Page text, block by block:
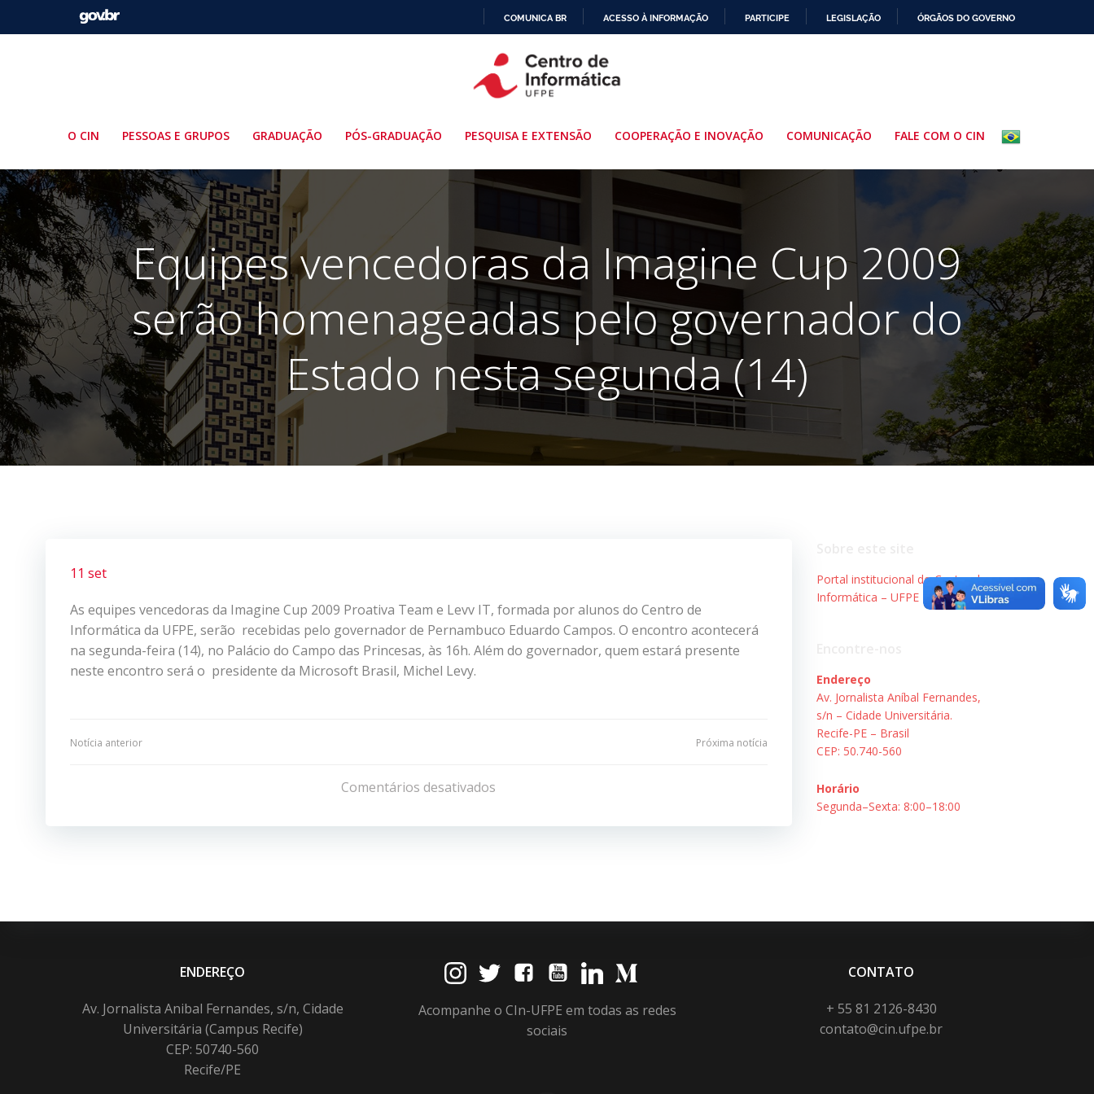
PARA
O
COMUNICA BR ACESSO À INFORMAÇÃO PARTICIPE LEGISLAÇÃO ÓRGÃOS DO GOVERNO
O CIN PESSOAS E GRUPOS GRADUAÇÃO PÓS-GRADUAÇÃO PESQUISA E EXTENSÃO COOPERAÇÃO E INOVAÇÃO COMUNICAÇÃO FALE COM O CIN
Equipes vencedoras da Imagine Cup 2009
serão homenageadas pelo governador do
Estado nesta segunda (14)
11 set
As equipes vencedoras da Imagine Cup 2009 Proativa Team e Levv IT, formada por alunos do Centro de
Informática da UFPE, serão recebidas pelo governador de Pernambuco Eduardo Campos. O encontro acontecerá
na segunda-feira (14), no Palácio do Campo das Princesas, às 16h. Além do governador, quem estará presente
neste encontro será o presidente da Microsoft Brasil, Michel Levy.
Navegação
Post
Notícia anterior
de
Post
Próxima notícia
Comentários desativados
Portal institucional do Centro de
Informática – UFPE
Endereço
Av. Jornalista Aníbal Fernandes,
s/n – Cidade Universitária.
Recife-PE – Brasil
CEP: 50.740-560
Horário
Segunda–Sexta: 8:00–18:00
ENDEREÇO
Av. Jornalista Anibal Fernandes, s/n, Cidade
Universitária (Campus Recife)
CEP: 50740-560
Recife/PE
Acompanhe o CIn-UFPE em todas as redes
sociais
CONTATO
+ 55 81 2126-8430
contato@cin.ufpe.br